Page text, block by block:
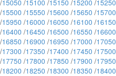
/15050 /15100 /15150 /15200 /15250
/15500 /15550 /15600 /15650 /15700
/15950 /16000 /16050 /16100 /16150
/16400 /16450 /16500 /16550 /16600
/16850 /16900 /16950 /17000 /17050
/17300 /17350 /17400 /17450 /17500
/17750 /17800 /17850 /17900 /17950
/18200 /18250 /18300 /18350 /18400